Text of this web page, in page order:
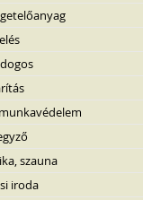
szauna
iroda